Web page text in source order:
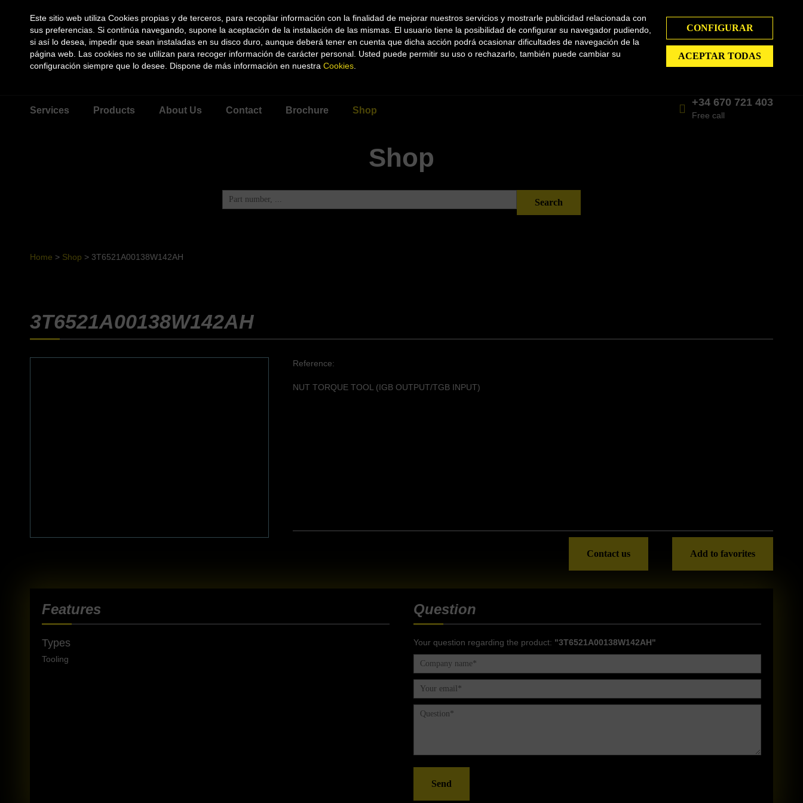
Este sitio web utiliza Cookies propias y de terceros, para recopilar información con la finalidad de mejorar nuestros servicios y mostrarle publicidad relacionada con
sus preferencias. Si continúa navegando, supone la aceptación de la instalación de las mismas. El usuario tiene la posibilidad de configurar su navegador pudiendo,
si así lo desea, impedir que sean instaladas en su disco duro, aunque deberá tener en cuenta que dicha acción podrá ocasionar dificultades de navegación de la
página web. Las cookies no se utilizan para recoger información de carácter personal. Usted puede permitir su uso o rechazarlo, también puede cambiar su
configuración siempre que lo desee. Dispone de más información en nuestra Cookies
CONFIGURAR
ACEPTAR TODAS
My Account 0
Blancanieves 1 Str.
Mon - Fri 7.00 - 15.00 English
Services Products About Us Contact Brochure Shop
+34 670 721 403
Free call
Shop
Search
Home > Shop > 3T6521A00138W142AH
3T6521A00138W142AH
Reference:
NUT TORQUE TOOL (IGB OUTPUT/TGB INPUT)
Contact us Add to favorites
Features
Types
Tooling
Question
Your question regarding the product: "3T6521A00138W142AH"
Send